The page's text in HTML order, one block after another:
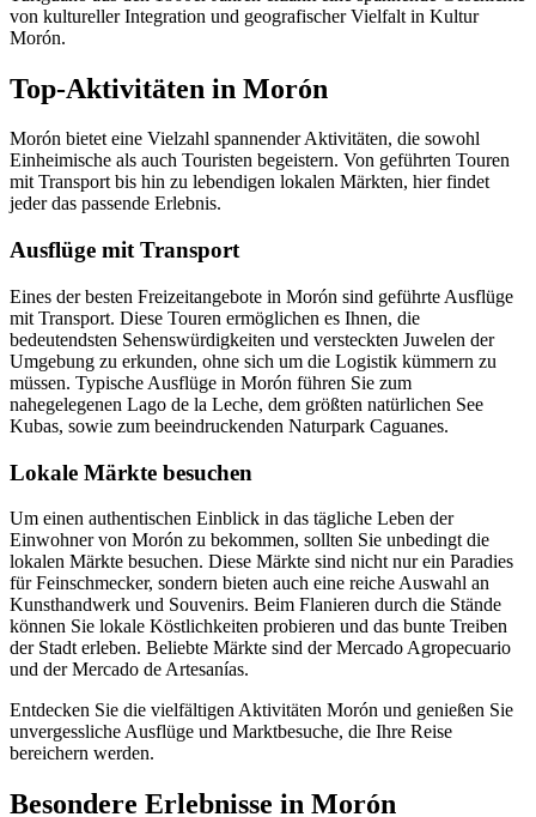
von kultureller Integration und geografischer Vielfalt in Kultur
Morón.
Top-Aktivitäten in Morón
Morón bietet eine Vielzahl spannender Aktivitäten, die sowohl
Einheimische als auch Touristen begeistern. Von geführten Touren
mit Transport bis hin zu lebendigen lokalen Märkten, hier findet
jeder das passende Erlebnis.
Ausflüge mit Transport
Eines der besten Freizeitangebote in Morón sind geführte Ausflüge
mit Transport. Diese Touren ermöglichen es Ihnen, die
bedeutendsten Sehenswürdigkeiten und versteckten Juwelen der
Umgebung zu erkunden, ohne sich um die Logistik kümmern zu
müssen. Typische Ausflüge in Morón führen Sie zum
nahegelegenen Lago de la Leche, dem größten natürlichen See
Kubas, sowie zum beeindruckenden Naturpark Caguanes.
Lokale Märkte besuchen
Um einen authentischen Einblick in das tägliche Leben der
Einwohner von Morón zu bekommen, sollten Sie unbedingt die
lokalen Märkte besuchen. Diese Märkte sind nicht nur ein Paradies
für Feinschmecker, sondern bieten auch eine reiche Auswahl an
Kunsthandwerk und Souvenirs. Beim Flanieren durch die Stände
können Sie lokale Köstlichkeiten probieren und das bunte Treiben
der Stadt erleben. Beliebte Märkte sind der Mercado Agropecuario
und der Mercado de Artesanías.
Entdecken Sie die vielfältigen Aktivitäten Morón und genießen Sie
unvergessliche Ausflüge und Marktbesuche, die Ihre Reise
bereichern werden.
Besondere Erlebnisse in Morón